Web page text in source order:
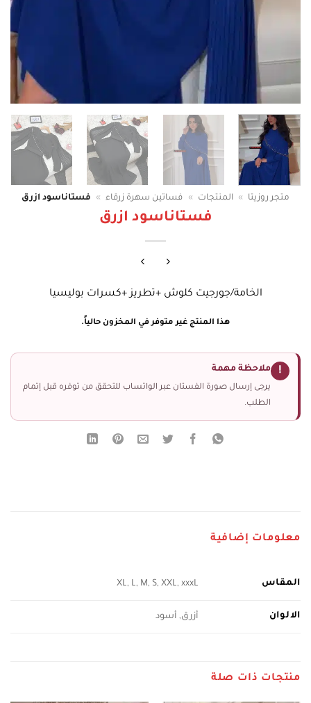
متجر روزيتا » المنتجات » فساتين سهرة زرقاء » فستاناسود ازرق
فستاناسود ازرق
الخامة/جورجيت كلوش +تطريز +كسرات بوليسيا
هذا المنتج غير متوفر في المخزون حالياً.
! ملاحظة مهمة
يرجى إرسال صورة الفستان عبر الواتساب للتحقق من توفره قبل إتمام
الطلب.
معلومات إضافية
المقاس XL, L, M, S, XXL, xxxL
الالوان أزرق, أسود
منتجات ذات صلة